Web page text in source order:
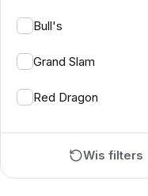
Bull's
Grand Slam
Red Dragon
Wis filters